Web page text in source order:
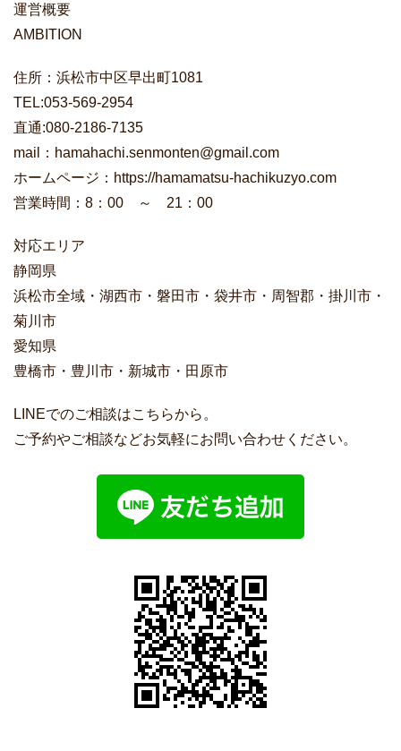
運営概要
AMBITION
住所：浜松市中区早出町1081
TEL:053-569-2954
直通:080-2186-7135
mail：hamahachi.senmonten@gmail.com
ホームページ：https://hamamatsu-hachikuzyo.com
営業時間：8：00 ～ 21：00
対応エリア
静岡県
浜松市全域・湖西市・磐田市・袋井市・周智郡・掛川市・
菊川市
愛知県
豊橋市・豊川市・新城市・田原市
LINEでのご相談はこちらから。
ご予約やご相談などお気軽にお問い合わせください。